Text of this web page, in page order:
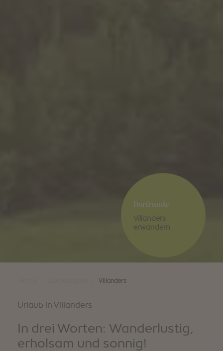
Dorfrunde
Villanders
erwandern
Villanders
Urlaub in Villanders
In drei Worten: Wanderlustig,
erholsam und sonnig!